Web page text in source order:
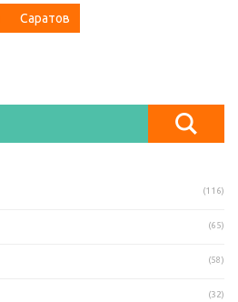
Саратов
(116)
(65)
(58)
(32)